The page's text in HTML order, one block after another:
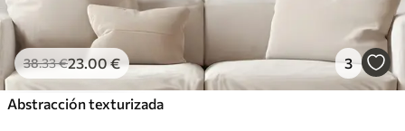
38.33€23.00€ 3
Abstracción texturizada